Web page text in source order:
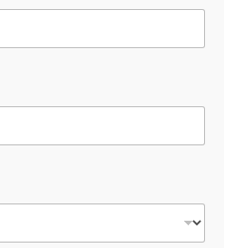
CV na podany
Opublikowano: 03.07.2026